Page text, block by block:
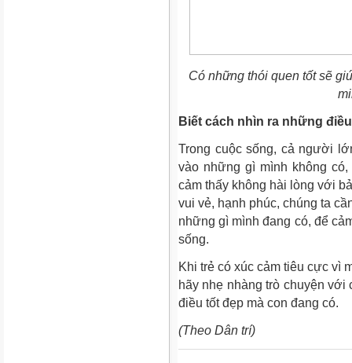
Có những thói quen tốt sẽ
Biết cách nhìn ra những
Trong cuộc sống, cả người
vào những gì mình không
cảm thấy không hài lòng với
vui vẻ, hạnh phúc, chúng ta
những gì mình đang có, để
sống.
Khi trẻ có xúc cảm tiêu cực vì
hãy nhẹ nhàng trò chuyện
điều tốt đẹp mà con đang có.
(Theo Dân trí)